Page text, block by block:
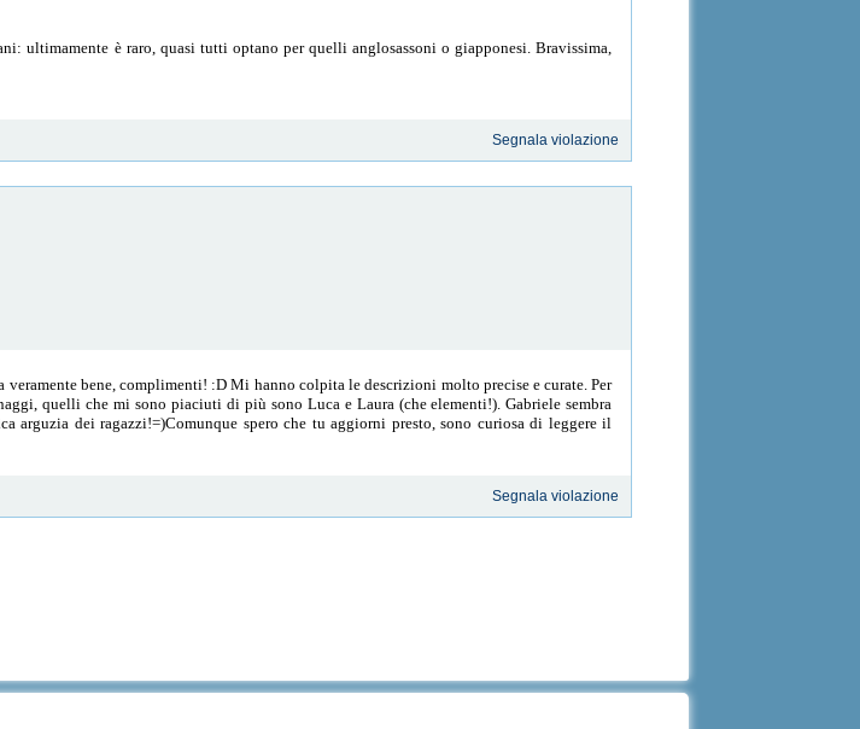
ultimamente è raro, quasi tutti optano per quelli anglosassoni o giapponesi. Bravissima,
Segnala violazione
bene, complimenti! :D Mi hanno colpita le descrizioni molto precise e curate. Per
quelli che mi sono piaciuti di più sono Luca e Laura (che elementi!). Gabriele sembra
arguzia dei ragazzi!=)Comunque spero che tu aggiorni presto, sono curiosa di leggere il
Segnala violazione